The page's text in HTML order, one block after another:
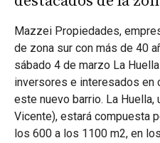
Mazzei Propiedades,
de zona sur con más de 40
sábado 4 de marzo La
inversores e interesados
este nuevo barrio. La Huella,
Vicente), estará compuesta
los 600 a los 1100 m2, en